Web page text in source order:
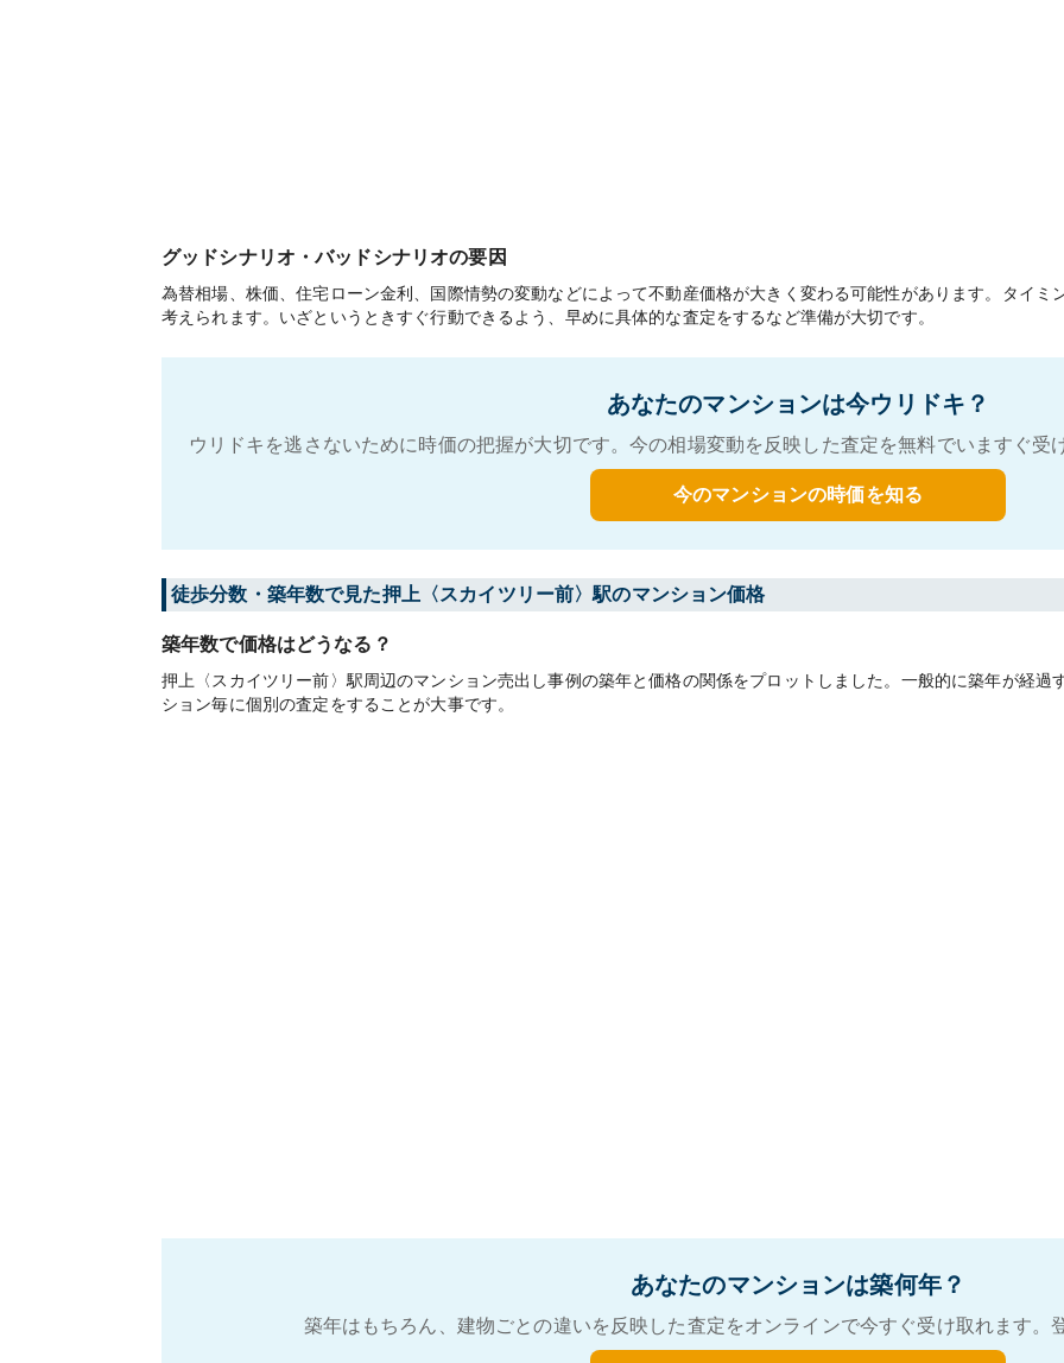
グッドシナリオ・バッドシナリオの要因
為替相場、株価、住宅ローン金利、国際情勢の変動などによって不動産価格が大きく変わる可能性があります。タイミ
考えられます。いざというときすぐ行動できるよう、早めに具体的な査定をするなど準備が大切です。
あなたのマンションは今ウリドキ？
ウリドキを逃さないために時価の把握が大切です。今の相場変動を反映した査定を無料でいますぐ
今のマンションの時価を知る
徒歩分数・築年数で見た押上〈スカイツリー前〉駅のマンション価格
築年数で価格はどうなる？
押上〈スカイツリー前〉駅周辺のマンション売出し事例の築年と価格の関係をプロットしました。一般的に築年が経過
ション毎に個別の査定をすることが大事です。
あなたのマンションは築何年？
築年はもちろん、建物ごとの違いを反映した査定をオンラインで今すぐ受け取れます。